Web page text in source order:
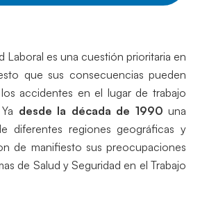
Laboral es una cuestión prioritaria en
que sus consecuencias pueden
accidentes en el lugar de trabajo
desde la década de 1990 una
diferentes regiones geográficas y
de manifiesto sus preocupaciones
de Salud y Seguridad en el Trabajo